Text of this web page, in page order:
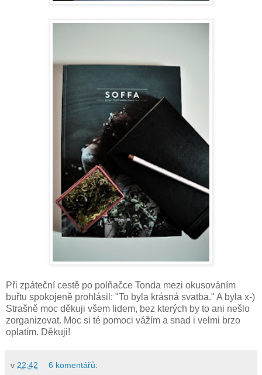
Při zpáteční cestě po polňačce Tonda mezi okusováním
buřtu spokojeně prohlásil: "To byla krásná svatba." A byla x-)
Strašně moc děkuji všem lidem, bez kterých by to ani nešlo
zorganizovat. Moc si té pomoci vážím a snad i velmi brzo
oplatím. Děkuji!
v 22:42 6 komentářů: